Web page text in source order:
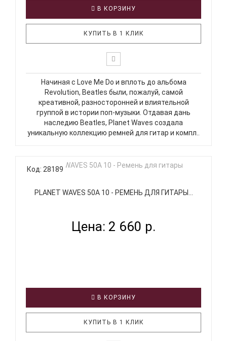
В КОРЗИНУ
КУПИТЬ В 1 КЛИК
Начиная с Love Me Do и вплоть до альбома
Revolution, Beatles были, пожалуй, самой
креативной, разносторонней и влиятельной
группой в истории поп-музыки. Отдавая дань
наследию Beatles, Planet Waves создала
уникальную коллекцию ремней для гитар и компл..
Код: 28189
PLANET WAVES 50A 10 - РЕМЕНЬ ДЛЯ ГИТАРЫ...
Цена: 2 660 р.
В КОРЗИНУ
КУПИТЬ В 1 КЛИК